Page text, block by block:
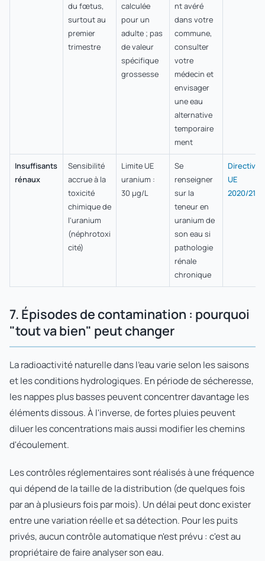
du fœtus,
surtout au
premier
trimestre
calculée
pour un
adulte ; pas
de valeur
spécifique
grossesse
nt avéré
dans votre
commune,
consulter
votre
médecin et
envisager
une eau
alternative
temporaire
ment
Insuffisants
rénaux
Sensibilité
accrue à la
toxicité
chimique de
l'uranium
(néphrotoxi
cité)
Limite UE
uranium :
30 µg/L
Se
renseigner
sur la
teneur en
uranium de
son eau si
pathologie
rénale
chronique
Directive
UE
2020/2184
7. Épisodes de contamination : pourquoi
"tout va bien" peut changer
La radioactivité naturelle dans l'eau varie selon les saisons
et les conditions hydrologiques. En période de sécheresse,
les nappes plus basses peuvent concentrer davantage les
éléments dissous. À l'inverse, de fortes pluies peuvent
diluer les concentrations mais aussi modifier les chemins
d'écoulement.
Les contrôles réglementaires sont réalisés à une fréquence
qui dépend de la taille de la distribution (de quelques fois
par an à plusieurs fois par mois). Un délai peut donc exister
entre une variation réelle et sa détection. Pour les puits
privés, aucun contrôle automatique n'est prévu : c'est au
propriétaire de faire analyser son eau.